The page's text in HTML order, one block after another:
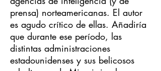
prensa) norteamericanas. El autor
es agudo crítico de ellas. Añadiría
que durante ese período, las
distintas administraciones
estadounidenses y sus belicosos